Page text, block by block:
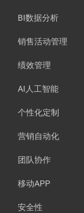
BI数据分析
销售活动管理
绩效管理
AI人工智能
个性化定制
营销自动化
团队协作
移动APP
安全性